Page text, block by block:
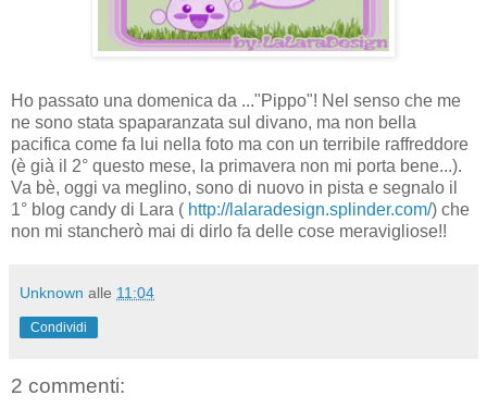
Ho passato una domenica da ..."Pippo"! Nel senso che me
ne sono stata spaparanzata sul divano, ma non bella
pacifica come fa lui nella foto ma con un terribile raffreddore
(è già il 2° questo mese, la primavera non mi porta bene...).
Va bè, oggi va meglino, sono di nuovo in pista e segnalo il
1° blog candy di Lara ( http://lalaradesign.splinder.com/) che
non mi stancherò mai di dirlo fa delle cose meravigliose!!
Unknown alle 11:04
Condividi
2 commenti: